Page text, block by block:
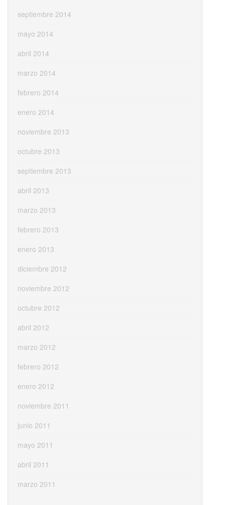
septiembre 2014
mayo 2014
abril 2014
marzo 2014
febrero 2014
enero 2014
noviembre 2013
octubre 2013
septiembre 2013
abril 2013
marzo 2013
febrero 2013
enero 2013
diciembre 2012
noviembre 2012
octubre 2012
abril 2012
marzo 2012
febrero 2012
enero 2012
noviembre 2011
junio 2011
mayo 2011
abril 2011
marzo 2011